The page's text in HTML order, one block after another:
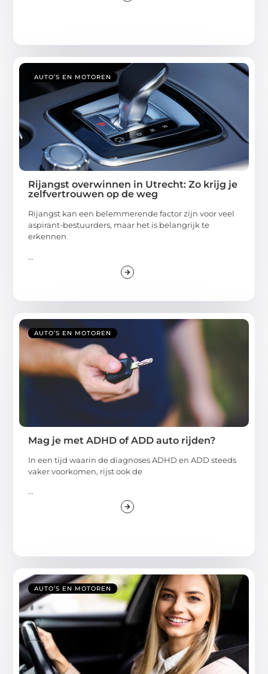
AUTO’S EN MOTOREN
Rijangst overwinnen in Utrecht: Zo krijg je
zelfvertrouwen op de weg
Rijangst kan een belemmerende factor zijn voor veel
aspirant-bestuurders, maar het is belangrijk te
erkennen
...
AUTO’S EN MOTOREN
Mag je met ADHD of ADD auto rijden?
In een tijd waarin de diagnoses ADHD en ADD steeds
vaker voorkomen, rijst ook de
...
AUTO’S EN MOTOREN